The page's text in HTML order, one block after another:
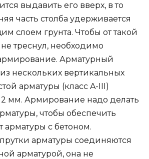
выдавить его вверх, в то
часть столба удерживается
слоем грунта. Чтобы от такой
не треснул, необходимо
Арматурный
из нескольких вертикальных
арматуры (класс A-III)
мм. Армирование надо делать
чтобы обеспечить
арматуры с бетоном.
арматуры соединяются
арматурой, она не